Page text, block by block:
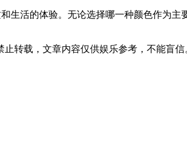
生活的体验。无论选择哪一种颜色作为
转载，文章内容仅供娱乐参考，不能盲信